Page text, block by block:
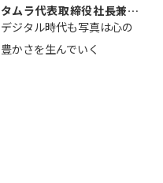
タムラ代表取締役社長兼Ｃ
ＯＯ 武川 ...
デジタル時代も写真は心の
豊かさを生んでいく